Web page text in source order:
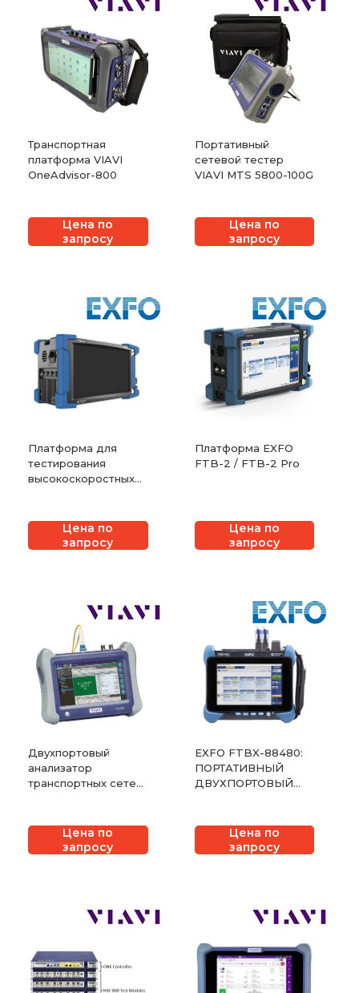
Транспортная
платформа VIAVI
OneAdvisor-800
Цена по
запросу
Портативный
сетевой тестер
VIAVI MTS 5800-100G
Цена по
запросу
Платформа для
тестирования
высокоскоростных
Цена по
запросу
Платформа EXFO
FTB-2 / FTB-2 Pro
Цена по
запросу
Двухпортовый
анализатор
транспортных сетей
Цена по
запросу
EXFO FTBX-88480:
ПОРТАТИВНЫЙ
ДВУХПОРТОВЫЙ
Цена по
запросу